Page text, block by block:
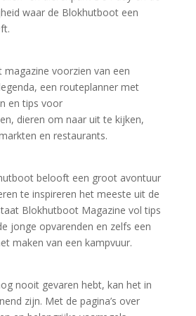
waar de Blokhutboot een
magazine voorzien van een
een routeplanner met
en tips voor
dieren om naar uit te kijken,
en restaurants.
belooft een groot avontuur
te inspireren het meeste uit de
Blokhutboot Magazine vol tips
jonge opvarenden en zelfs een
maken van een kampvuur.
nooit gevaren hebt, kan het in
zijn. Met de pagina’s over